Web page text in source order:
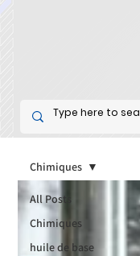
All Posts
Chimiques
huile de base
Chimiques